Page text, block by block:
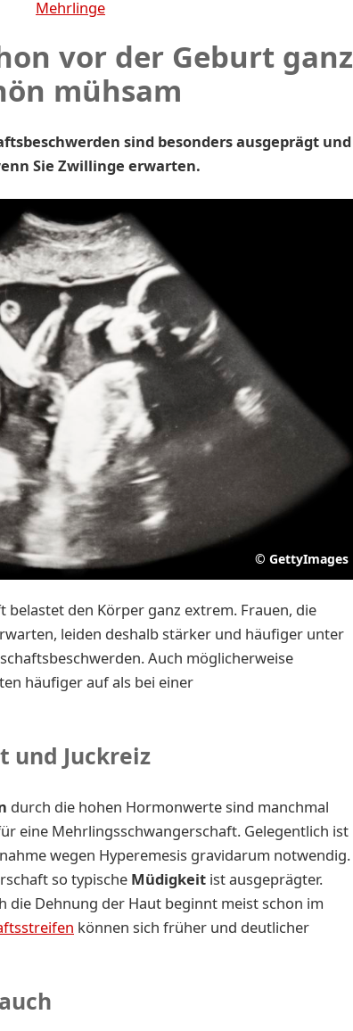
Mehrlinge
vor der Geburt ganz
mühsam
sind besonders ausgeprägt und
Sie Zwillinge erwarten.
© GettyImages
belastet den Körper ganz extrem. Frauen, die
leiden deshalb stärker und häufiger unter
Auch möglicherweise
häufiger auf als bei einer
und Juckreiz
durch die hohen Hormonwerte sind manchmal
eine Mehrlingsschwangerschaft. Gelegentlich ist
wegen Hyperemesis gravidarum notwendig.
so typische Müdigkeit ist ausgeprägter.
die Dehnung der Haut beginnt meist schon im
können sich früher und deutlicher